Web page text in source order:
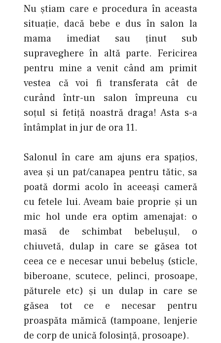
Nu știam care e procedura în aceasta
situație, dacă bebe e dus în salon la
mama imediat sau ținut sub
supraveghere în altă parte. Fericirea
pentru mine a venit când am primit
vestea că voi fi transferata cât de
curând într-un salon împreuna cu
soțul si fetiță noastră draga! Asta s-a
întâmplat in jur de ora 11.
Salonul în care am ajuns era spațios,
avea şi un pat/canapea pentru tătic, sa
poată dormi acolo în aceeași cameră
cu fetele lui. Aveam baie proprie şi un
mic hol unde era optim amenajat: o
masă de schimbat bebelușul, o
chiuvetă, dulap in care se găsea tot
ceea ce e necesar unui bebeluș (sticle,
biberoane, scutece, pelinci, prosoape,
păturele etc) şi un dulap in care se
găsea tot ce e necesar pentru
proaspăta mămică (tampoane, lenjerie
de corp de unică folosință, prosoape).